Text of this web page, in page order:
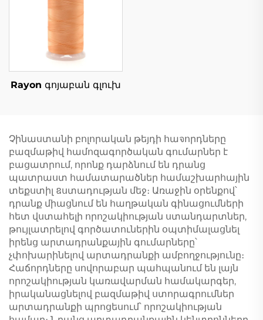
Rayon գոյաբան գլուխ
Չինաստանի բոլորական թեյդի հաจորդները
բազմաթիվ համոզագործական գումարներ է
բացատրում, որոնք դարձնում են դրանց
պատրաստ համատարածներ համաշխարհային
տեքստիլ ឧստադության մեջ։ Առաջին օրենքով՝
դրանք միացնում են հաղթական գինացումների
հետ վստահելի որոշակիության ստանդարտներ,
թույլատրելով գործատուներին օպտիմալացնել
իրենց արտադրանքային գումարները՝
չփոխարինելով արտադրանքի ամբողջությունը։
Հաճորդները սովորաբար պահպանում են լայն
որոշակիության կառավարման համակարգեր,
իրականացնելով բազմաթիվ ստորագրումներ
արտադրանքի պրոցեսում՝ որոշակիության